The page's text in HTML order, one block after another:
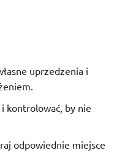
uprzedzenia i
kontrolować, by nie
odpowiednie miejsce